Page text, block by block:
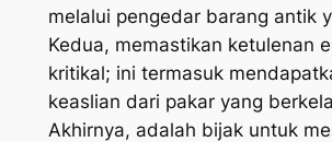
melalui pengedar barang antik
Kedua, memastikan ketulenan
kritikal; ini termasuk
keaslian dari pakar yang
Akhirnya, adalah bijak untuk